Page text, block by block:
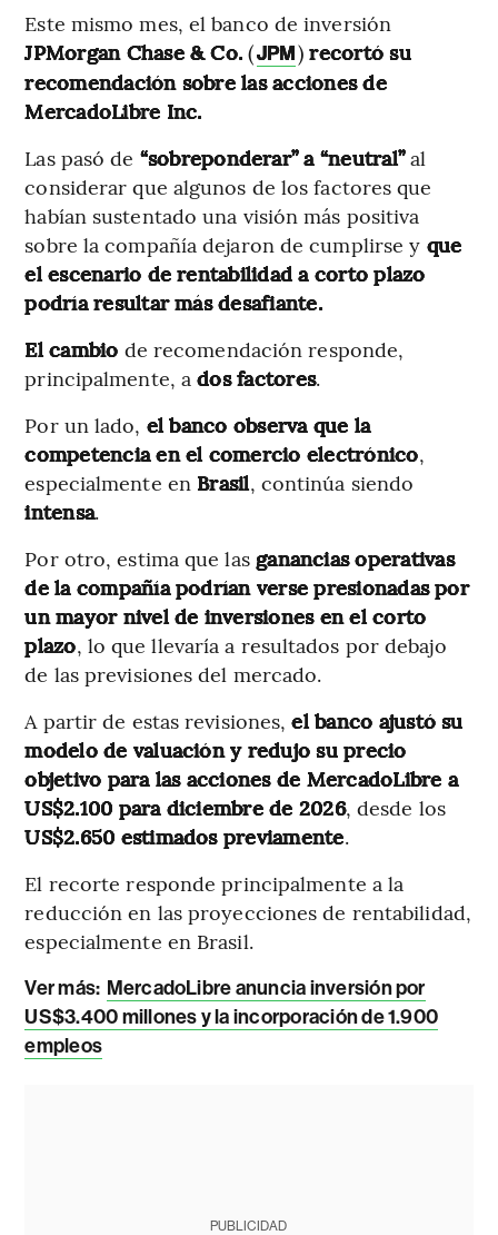
Este mismo mes, el banco de inversión
JPMorgan Chase & Co.(JPM)recortó su
recomendación sobre las acciones de
MercadoLibre Inc.
Las pasó de “sobreponderar” a “neutral”al
considerar que algunos de los factores que
habían sustentado una visión más positiva
sobre la compañía dejaron de cumplirse y que
el escenario de rentabilidad a corto plazo
podría resultar más desafiante.
El cambio de recomendación responde,
principalmente, ados factores.
Por un lado, el banco observa que la
competencia en el comercio electrónico,
especialmente en Brasil, continúa siendo
intensa.
Por otro, estima que lasganancias operativas
de la compañía podrían verse presionadas por
un mayor nivel de inversiones en el corto
plazo, lo que llevaría a resultados por debajo
de las previsiones del mercado.
A partir de estas revisiones,el banco ajustó su
modelo de valuación y redujo su precio
objetivo para las acciones de MercadoLibre a
US$2.100 para diciembre de 2026, desde los
US$2.650 estimados previamente.
El recorte responde principalmente a la
reducción en las proyecciones de rentabilidad,
especialmente en Brasil.
Ver más: MercadoLibre anuncia inversión por
US$3.400 millones y la incorporación de 1.900
empleos
PUBLICIDAD